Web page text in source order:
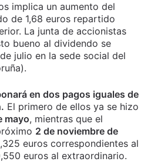
implica un aumento del
de 1,68 euros repartido
La junta de accionistas
bueno al dividendo se
julio en la sede social del
en dos pagos iguales de
El primero de ellos ya se hizo
mayo, mientras que el
2 de noviembre de
euros correspondientes al
euros al extraordinario.